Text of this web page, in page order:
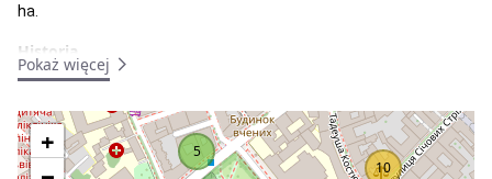
ha.
Historia.
XVI wieku Jan Scholz-Wolfowicz założył niewielki ogród, który
później przeszedł w ręce jego zięcia Antonio Masari.
Wenecjanin przeprojektował ogród w stylu włoskim i
Pokaż więcej
5
10
+